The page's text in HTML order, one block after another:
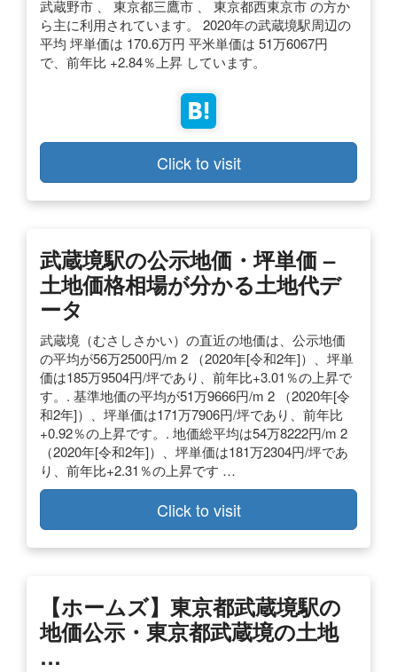
武蔵野市 、 東京都三鷹市 、 東京都西東京市 の方か
ら主に利用されています。 2020年の武蔵境駅周辺の
平均 坪単価は 170.6万円 平米単価は 51万6067円
で、前年比 +2.84％上昇 しています。
Click to visit
武蔵境駅の公示地価・坪単価 –
土地価格相場が分かる土地代デ
ータ
武蔵境（むさしさかい）の直近の地価は、公示地価
の平均が56万2500円/m 2 （2020年[令和2年]）、坪単
価は185万9504円/坪であり、前年比+3.01％の上昇で
す。. 基準地価の平均が51万9666円/m 2 （2020年[令
和2年]）、坪単価は171万7906円/坪であり、前年比
+0.92％の上昇です。. 地価総平均は54万8222円/m 2
（2020年[令和2年]）、坪単価は181万2304円/坪であ
り、前年比+2.31％の上昇です …
Click to visit
【ホームズ】東京都武蔵境駅の
地価公示・東京都武蔵境の土地
…